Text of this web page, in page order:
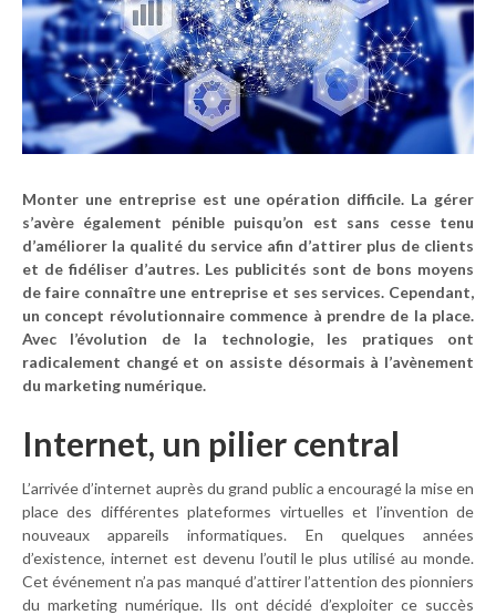
Monter une entreprise est une opération difficile. La gérer
s’avère également pénible puisqu’on est sans cesse tenu
d’améliorer la qualité du service afin d’attirer plus de clients
et de fidéliser d’autres. Les publicités sont de bons moyens
de faire connaître une entreprise et ses services. Cependant,
un concept révolutionnaire commence à prendre de la place.
Avec l’évolution de la technologie, les pratiques ont
radicalement changé et on assiste désormais à l’avènement
du marketing numérique.
Internet, un pilier central
L’arrivée d’internet auprès du grand public a encouragé la mise en
place des différentes plateformes virtuelles et l’invention de
nouveaux appareils informatiques. En quelques années
d’existence, internet est devenu l’outil le plus utilisé au monde.
Cet événement n’a pas manqué d’attirer l’attention des pionniers
du marketing numérique. Ils ont décidé d’exploiter ce succès